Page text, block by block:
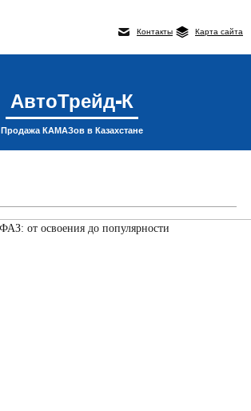
Контакты Карта сайта
АвтоТрейд-К
Продажа КАМАЗов в Казахстане